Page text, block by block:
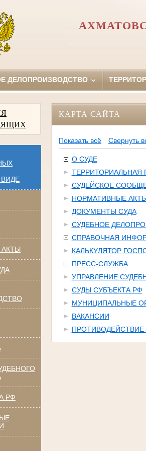
ДЕЛОПРОИЗВОДСТВО
РФ
КАРТА САЙТА
Показать всё Свернуть
О СУДЕ
ТЕРРИТОРИАЛЬНАЯ
СУДЕЙСКОЕ
НОРМАТИВНЫЕ
ДОКУМЕНТЫ СУДА
СУДЕБНОЕ
СПРАВОЧНАЯ
КАЛЬКУЛЯТОР
ПРЕСС-СЛУЖБА
УПРАВЛЕНИЕ
СУДЫ СУБЪЕКТА РФ
МУНИЦИПАЛЬНЫЕ
ВАКАНСИИ
ПРОТИВОДЕЙСТВИЕ